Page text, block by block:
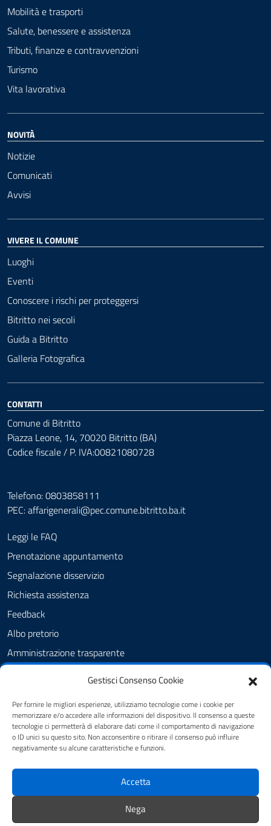
Gestisci Consenso Cookie
Per fornire le migliori esperienze, utilizziamo tecnologie come i cookie per
memorizzare e/o accedere alle informazioni del dispositivo. Il consenso a queste
tecnologie ci permetterà di elaborare dati come il comportamento di navigazione
o ID unici su questo sito. Non acconsentire o ritirare il consenso può influire
negativamente su alcune caratteristiche e funzioni.
Accetta
Nega
Mobilità e trasporti
Salute, benessere e assistenza
Tributi, finanze e contravvenzioni
Turismo
Vita lavorativa
NOVITÀ
Notizie
Comunicati
Avvisi
VIVERE IL COMUNE
Luoghi
Eventi
Conoscere i rischi per proteggersi
Bitritto nei secoli
Guida a Bitritto
Galleria Fotografica
CONTATTI
Comune di Bitritto
Piazza Leone, 14, 70020 Bitritto (BA)
Codice fiscale / P. IVA:00821080728
Telefono: 0803858111
PEC:affarigenerali@pec.comune.bitritto.ba.it
Leggi le FAQ
Prenotazione appuntamento
Segnalazione disservizio
Richiesta assistenza
Feedback
Albo pretorio
Amministrazione trasparente
Dichiarazione di accessibilità
Note legali
SEGUICI SU
youtube twitter facebook